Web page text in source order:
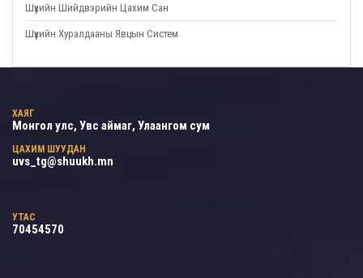
Шүүхийн Шийдвэрийн Цахим Сан
Шүүхийн Хуралдааны Явцын Систем
ХАЯГ
Монгол улс, Увс аймаг, Улаангом сум
ЦАХИМ ШУУДАН
uvs_tg@shuukh.mn
УТАС
70454570